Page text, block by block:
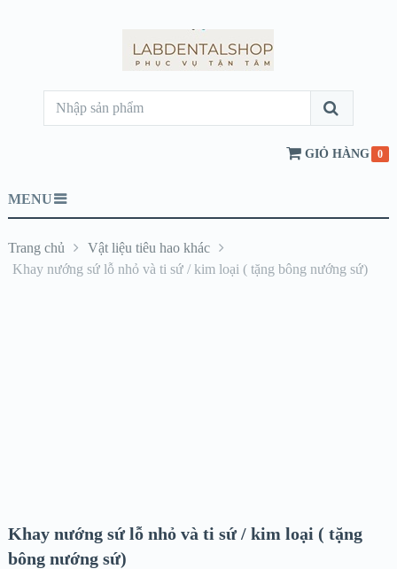
GIỎ HÀNG 0
MENU
Trang chủ
Vật liệu tiêu hao khác
Khay nướng sứ lỗ nhỏ và ti sứ / kim loại ( tặng bông nướng sứ)
Khay nướng sứ lỗ nhỏ và ti sứ / kim loại ( tặng
bông nướng sứ)